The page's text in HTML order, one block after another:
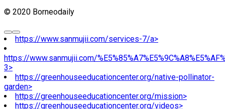
© 2020 Borneodaily
https://www.sanmujii.com/services-7/a>
https://www.sanmujii.com/
3>
https://greenhouseeducationcenter.org/native-pollinator-
garden>
https://greenhouseeducationcenter.org/mission>
https://greenhouseeducationcenter.org/videos>